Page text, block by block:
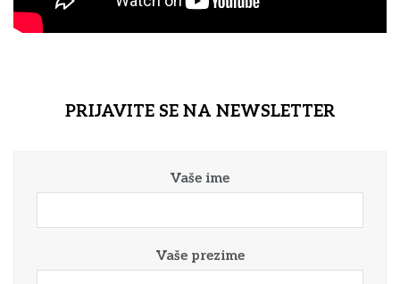
PRIJAVITE SE NA NEWSLETTER
Vaše ime
Vaše prezime